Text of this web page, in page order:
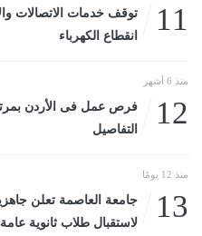
11
توقف خدمات الاتصالات
انقطاع الكهرباء
منذ 6 أشهر
12
التفاصيل
منذ 12 يومًا
13
جامعة العاصمة تعلن
لاستقبال طلاب ثانوية عامة 2026